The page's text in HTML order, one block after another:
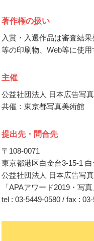
著作権の扱い
入賞・入選作品は審査結
等の印刷物、Web等に使
主催
公益社団法人 日本広告写
共催：東京都写真美術館
提出先・問合先
〒108-0071
東京都港区白金台3-15-1
公益社団法人 日本広告写
「APAアワード2019・写
tel : 03-5449-0580 / fax :